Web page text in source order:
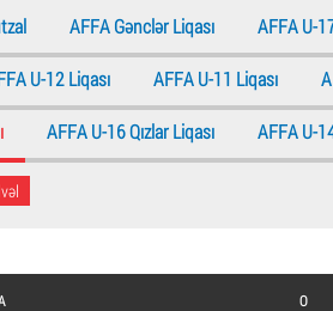
AFFA Gənclər Liqası AFFA U-
U-12 Liqası AFFA U-11 Liqası
AFFA U-16 Qızlar Liqası AFFA U-
O